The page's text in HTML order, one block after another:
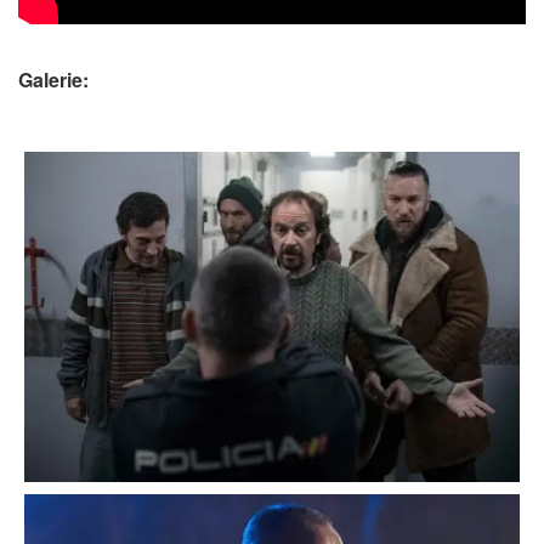
Galerie: